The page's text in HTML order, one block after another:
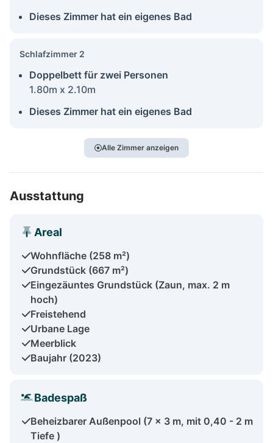
Dieses Zimmer hat ein eigenes Bad
Schlafzimmer 2
Doppelbett für zwei Personen
1.80m x 2.10m
Dieses Zimmer hat ein eigenes Bad
Alle Zimmer anzeigen
Ausstattung
Areal
Wohnfläche (258 m²)
Grundstück (667 m²)
Eingezäuntes Grundstück (Zaun, max. 2 m
hoch)
Freistehend
Urbane Lage
Meerblick
Baujahr (2023)
Badespaß
Beheizbarer Außenpool (7 x 3 m, mit 0,40 - 2 m
Tiefe )